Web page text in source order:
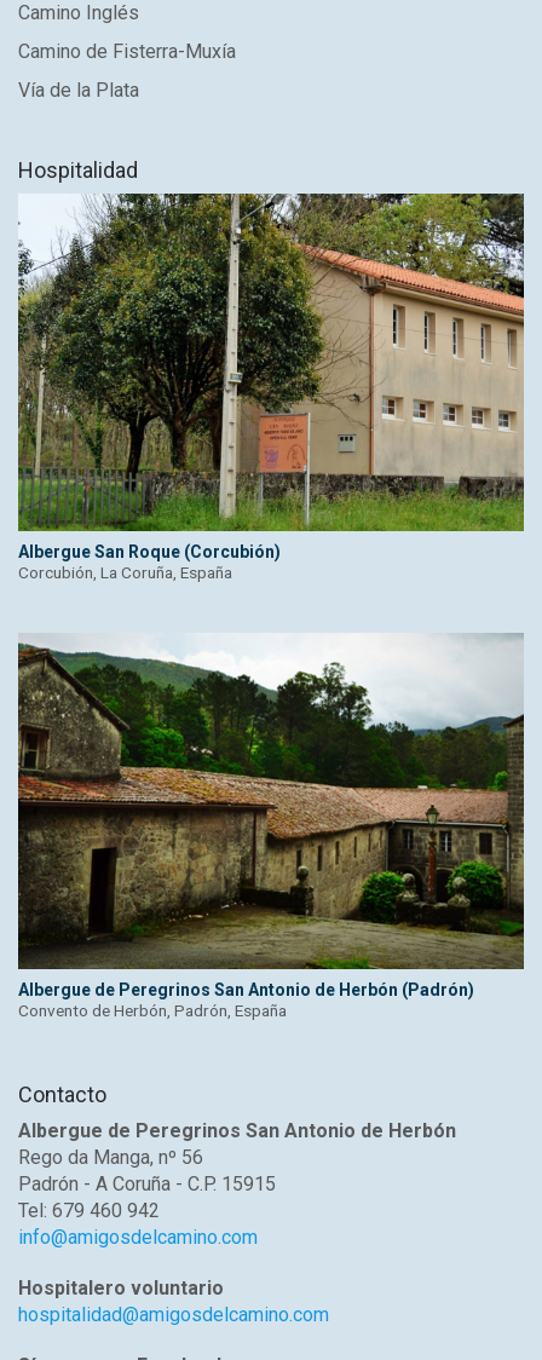
Camino Inglés
Camino de Fisterra-Muxía
Vía de la Plata
Hospitalidad
Albergue San Roque (Corcubión)
Corcubión, La Coruña, España
Albergue de Peregrinos San Antonio de Herbón (Padrón)
Convento de Herbón, Padrón, España
Contacto
Albergue de Peregrinos San Antonio de Herbón
Rego da Manga, nº 56
Padrón - A Coruña - C.P. 15915
Tel: 679 460 942
info@amigosdelcamino.com
Hospitalero voluntario
hospitalidad@amigosdelcamino.com